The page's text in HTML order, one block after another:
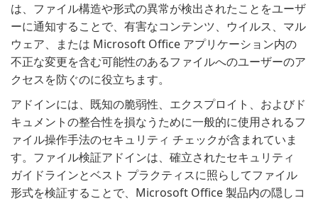
は、ファイル構造や形式の異常が検出されたことをユーザ
ーに通知することで、有害なコンテンツ、ウイルス、マル
ウェア、または Microsoft Office アプリケーション内の
不正な変更を含む可能性のあるファイルへのユーザーのア
クセスを防ぐのに役立ちます。
アドインには、既知の脆弱性、エクスプロイト、およびド
キュメントの整合性を損なうために一般的に使用されるフ
ァイル操作手法のセキュリティ チェックが含まれていま
す。ファイル検証アドインは、確立されたセキュリティ
ガイドラインとベスト プラクティスに照らしてファイル
形式を検証することで、Microsoft Office 製品内の隠しコ